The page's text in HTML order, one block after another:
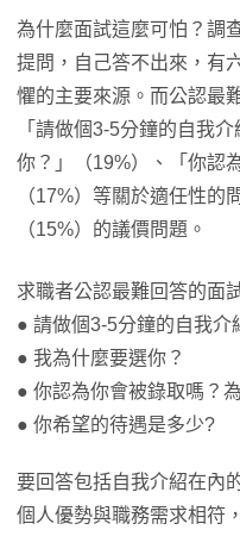
為什麼面試這麼可怕？調
提問，自己答不出來，有
懼的主要來源。而公認最
「請做個3-5分鐘的自我
你？」（19%）、「你認
（17%）等關於適任性的
（15%）的議價問題。
求職者公認最難回答的面
● 請做個3-5分鐘的自我介
● 我為什麼要選你？
● 你認為你會被錄取嗎？
● 你希望的待遇是多少?
要回答包括自我介紹在內
個人優勢與職務需求相符